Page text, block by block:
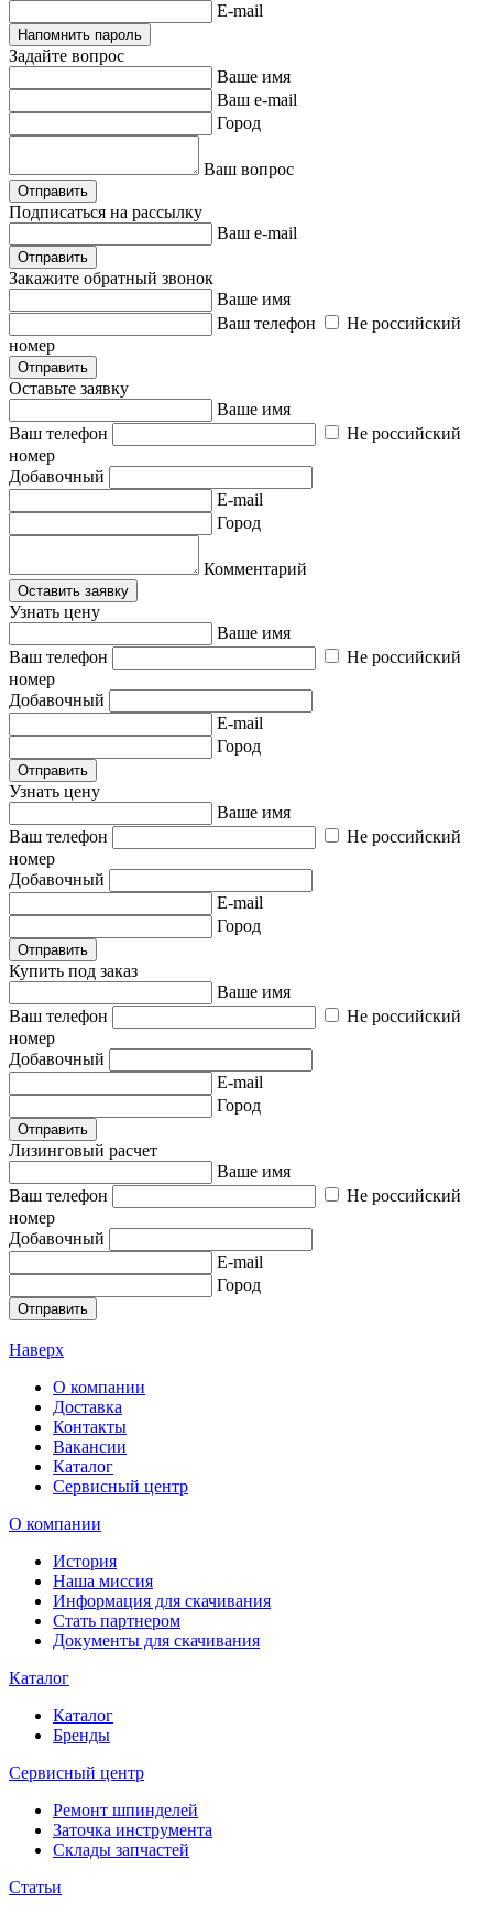
E-mail
Напомнить пароль
Задайте вопрос
Ваше имя
Ваш e-mail
Город
Ваш вопрос
Отправить
Подписаться на рассылку
Ваш e-mail
Отправить
Закажите обратный звонок
Ваше имя
Ваш телефон
Не российский
номер
Отправить
Оставьте заявку
Ваше имя
Ваш телефон
Не российский
номер
Добавочный
E-mail
Город
Комментарий
Оставить заявку
Узнать цену
Ваше имя
Ваш телефон
Не российский
номер
Добавочный
E-mail
Город
Отправить
Узнать цену
Ваше имя
Ваш телефон
Не российский
номер
Добавочный
E-mail
Город
Отправить
Купить под заказ
Ваше имя
Ваш телефон
Не российский
номер
Добавочный
E-mail
Город
Отправить
Лизинговый расчет
Ваше имя
Ваш телефон
Не российский
номер
Добавочный
E-mail
Город
Отправить
Наверх
О компании
Доставка
Контакты
Вакансии
Каталог
Сервисный центр
О компании
История
Наша миссия
Информация для скачивания
Стать партнером
Документы для скачивания
Каталог
Каталог
Бренды
Сервисный центр
Ремонт шпинделей
Заточка инструмента
Склады запчастей
Статьи